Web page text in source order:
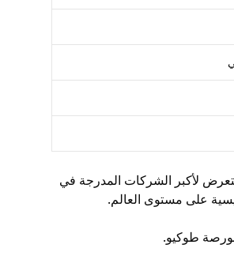
لأكبر الشركات المدرجة في
على مستوى العالم.
بورصة طوكيو.